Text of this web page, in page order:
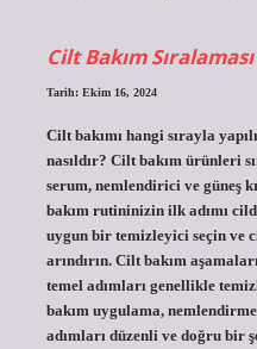
Cilt Bakım
Tarih: Ekim 16, 2024
Cilt bakımı hangi sırayla
nasıldır? Cilt bakım ürünleri
serum, nemlendirici ve güneş
bakım rutininizin ilk adımı
uygun bir temizleyici seçin ve
arındırın. Cilt bakım
temel adımları genellikle
bakım uygulama,
adımları düzenli ve doğru bir